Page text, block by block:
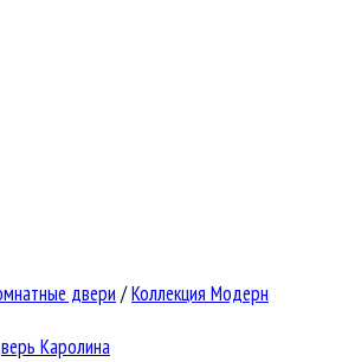
двери /Коллекция Модерн